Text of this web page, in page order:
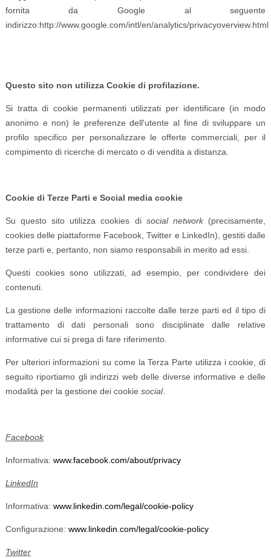
fornita da Google al seguente
indirizzo:http://www.google.com/intl/en/analytics/privacyoverview.html
Questo sito non utilizza Cookie di profilazione.
Si tratta di cookie permanenti utilizzati per identificare (in modo
anonimo e non) le preferenze dell'utente al fine di sviluppare un
profilo specifico per personalizzare le offerte commerciali, per il
compimento di ricerche di mercato o di vendita a distanza.
Cookie di Terze Parti e Social media cookie
Su questo sito utilizza cookies di social network(precisamente,
cookies delle piattaforme Facebook, Twitter e LinkedIn), gestiti dalle
terze parti e, pertanto, non siamo responsabili in merito ad essi.
Questi cookies sono utilizzati, ad esempio, per condividere dei
contenuti.
La gestione delle informazioni raccolte dalle terze parti ed il tipo di
trattamento di dati personali sono disciplinate dalle relative
informative cui si prega di fare riferimento.
Per ulteriori informazioni su come la Terza Parte utilizza i cookie, di
seguito riportiamo gli indirizzi web delle diverse informative e delle
modalità per la gestione dei cookie social.
Facebook
Informativa: www.facebook.com/about/privacy
LinkedIn
Informativa: www.linkedin.com/legal/cookie-policy
Configurazione: www.linkedin.com/legal/cookie-policy
Twitter